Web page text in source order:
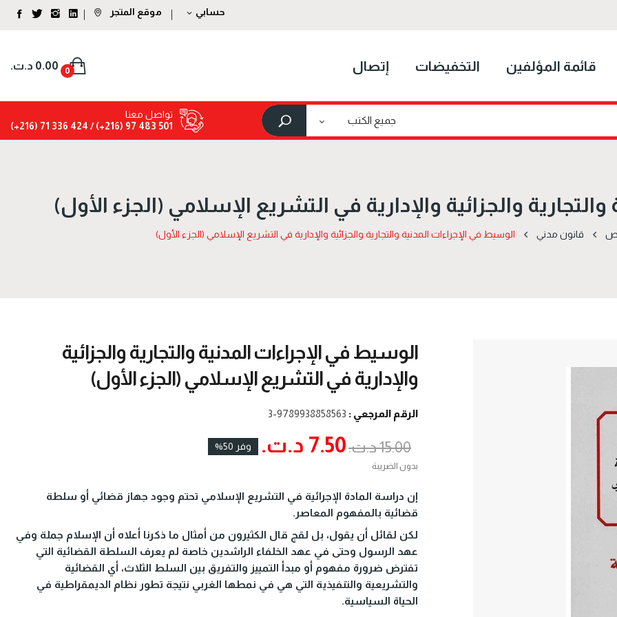
حسابي expand_more موقع المتجر
قائمة المؤلفين التخفيضات إتصال 0 0.00 د.ت.‏
تواصل معنا
501 483 97 (216+) /
424 336 71 (216+)
والجزائية والإدارية في التشريع الإسلامي (الجزء الأول)
قانون مدني الوسيط في الإجراءات المدنية والتجارية والجزائية والإدارية في التشريع الإسلامي (الجزء الأول)
الوسيط في الإجراءات المدنية والتجارية والجزائية
والإدارية في التشريع الإسلامي (الجزء الأول)
الرقم المرجعي : 9789938858563-3
15.00 د.ت.‏ 7.50 د.ت.‏ وفر 50%
بدون الضريبة
إن دراسة المادة الإجرائية في التشريع الإسلامي تحتم وجود جهاز قضائي أو سلطة
قضائية بالمفهوم المعاصر.
لكن لقائل أن يقول، بل لقج قال الكثيرون من أمثال ما ذكرنا أعلاه أن الإسلام جملة وفي
عهد الرسول وحتى في عهد الخلفاء الراشدين خاصة لم يعرف السلطة القضائية التي
تفترض ضرورة مفهوم أو مبدأ التمييز والتفريق بين السلط الثلاث، أي القضائية
والتشريعية والتنفيذية التي هي في نمطها الغربي نتيجة تطور نظام الديمقراطية في
الحياة السياسية.